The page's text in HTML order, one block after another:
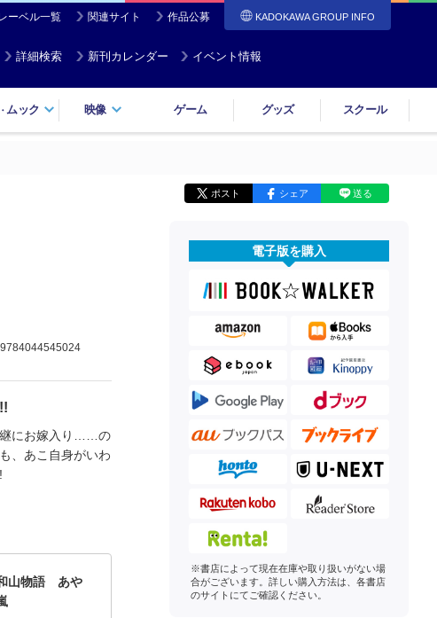
ーベル一覧 関連サイト 作品公募 KADOKAWA GROUP INFO
詳細検索 新刊カレンダー イベント情報
ムック 映像 ゲーム グッズ スクール
ポスト シェア 送る
9784044545024
継にお嫁入り……の
、あこ自身がいわ
山物語 あや
電子版を購入
※書店によって現在在庫や取り扱いがない場
合がございます。詳しい購入方法は、各書店
のサイトにてご確認ください。